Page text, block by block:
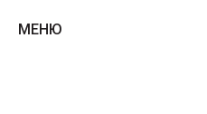
МЕНЮ